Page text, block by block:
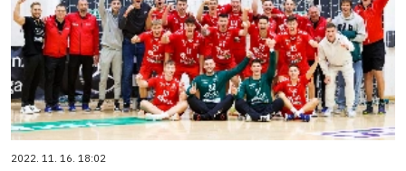
2022. 11. 16. 18:02